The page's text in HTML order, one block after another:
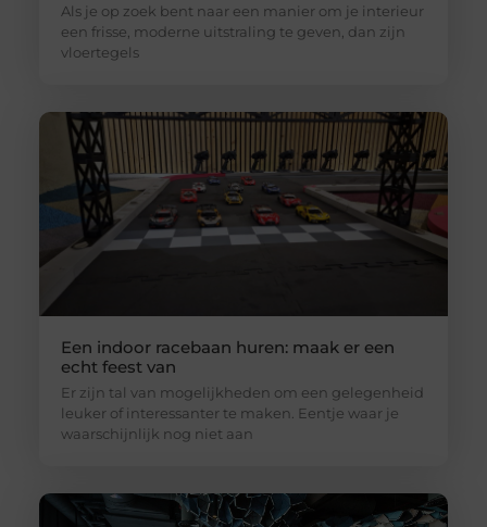
Als je op zoek bent naar een manier om je interieur
een frisse, moderne uitstraling te geven, dan zijn
vloertegels
Een indoor racebaan huren: maak er een
echt feest van
Er zijn tal van mogelijkheden om een gelegenheid
leuker of interessanter te maken. Eentje waar je
waarschijnlijk nog niet aan